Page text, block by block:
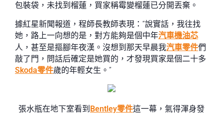
包裝袋，未找到榴蓮，買家稱霉變榴蓮已分開丟棄。
據紅星新聞報道，程師長教師表現：“說實話，我往找
她，路上一向想的是，對方能夠是個中年汽車機油芯
人，甚至是摳腳年夜漢。沒想到那天早晨我汽車零件們
敲了門，問話后確定是她買的，才發現買家是個二十多
Skoda零件歲的年輕女生。”
張水瓶在地下室看到 Bentley零件這一幕，氣得渾身發